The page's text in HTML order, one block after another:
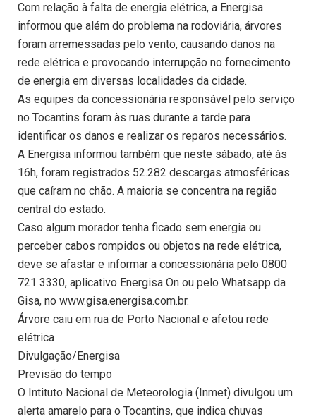
Com relação à falta de energia elétrica, a Energisa
informou que além do problema na rodoviária, árvores
foram arremessadas pelo vento, causando danos na
rede elétrica e provocando interrupção no fornecimento
de energia em diversas localidades da cidade.
As equipes da concessionária responsável pelo serviço
no Tocantins foram às ruas durante a tarde para
identificar os danos e realizar os reparos necessários.
A Energisa informou também que neste sábado, até às
16h, foram registrados 52.282 descargas atmosféricas
que caíram no chão. A maioria se concentra na região
central do estado.
Caso algum morador tenha ficado sem energia ou
perceber cabos rompidos ou objetos na rede elétrica,
deve se afastar e informar a concessionária pelo 0800
721 3330, aplicativo Energisa On ou pelo Whatsapp da
Gisa, no www.gisa.energisa.com.br.
Árvore caiu em rua de Porto Nacional e afetou rede
elétrica
Divulgação/Energisa
Previsão do tempo
O Intituto Nacional de Meteorologia (Inmet) divulgou um
alerta amarelo para o Tocantins, que indica chuvas